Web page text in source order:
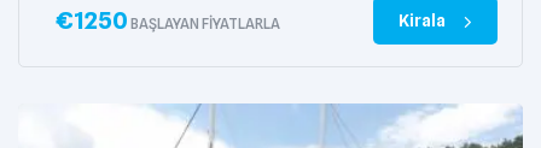
€1250 BAŞLAYAN FIYATLARLA Kirala